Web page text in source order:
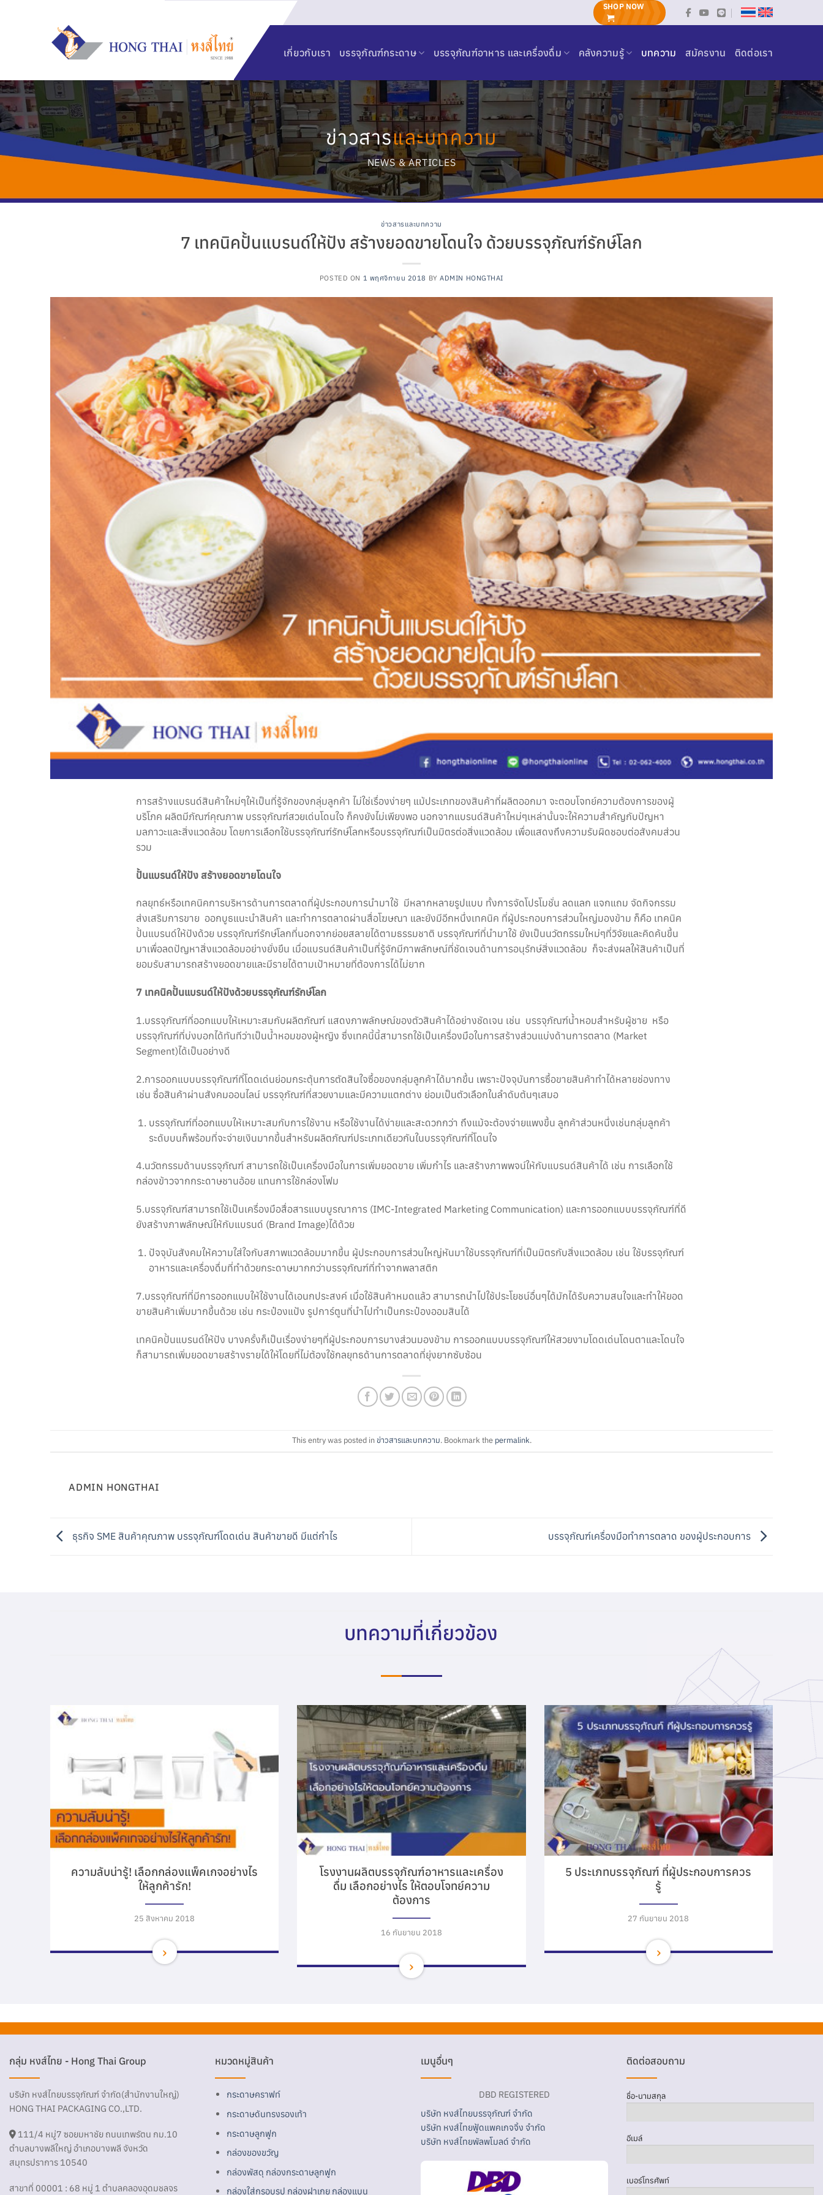
SHOP NOW
เกี่ยวกับเรา บรรจุภัณฑ์กระดาษ บรรจุภัณฑ์อาหาร และเครื่องดื่ม คลังความรู้ บทความ สมัครงาน ติดต่อเรา
ข่าวสารและบทความ
NEWS & ARTICLES
ข่าวสารและบทความ
7 เทคนิคปั้นแบรนด์ให้ปัง สร้างยอดขายโดนใจ ด้วยบรรจุภัณฑ์รักษ์โลก
POSTED ON 1 พฤศจิกายน 2018 BYADMIN HONGTHAI
การสร้างแบรนด์สินค้าใหม่ๆให้เป็นที่รู้จักของกลุ่มลูกค้า ไม่ใช่เรื่องง่ายๆ แม้ประเภทของสินค้าที่ผลิตออกมา จะตอบโจทย์ความต้องการของผู้
บริโภค ผลิตมีภัณฑ์คุณภาพ บรรจุภัณฑ์สวยเด่นโดนใจ ก็คงยังไม่เพียงพอ นอกจากแบรนด์สินค้าใหม่ๆเหล่านั้นจะให้ความสำคัญกับปัญหา
มลภาวะและสิ่งแวดล้อม โดยการเลือกใช้บรรจุภัณฑ์รักษ์โลกหรือบรรจุภัณฑ์เป็นมิตรต่อสิ่งแวดล้อม เพื่อแสดงถึงความรับผิดชอบต่อสังคมส่วน
รวม
ปั้นแบรนด์ให้ปัง สร้างยอดขายโดนใจ
กลยุทธ์หรือเทคนิคการบริหารด้านการตลาดที่ผู้ประกอบการนำมาใช้ มีหลากหลายรูปแบบ ทั้งการจัดโปรโมชั่น ลดแลก แจกแถม จัดกิจกรรม
ส่งเสริมการขาย ออกบูธแนะนำสินค้า และทำการตลาดผ่านสื่อโฆษณา และยังมีอีกหนึ่งเทคนิค ที่ผู้ประกอบการส่วนใหญ่มองข้าม ก็คือ เทคนิค
ปั้นแบรนด์ให้ปังด้วย บรรจุภัณฑ์รักษ์โลกที่นอกจากย่อยสลายได้ตามธรรมชาติ บรรจุภัณฑ์ที่นำมาใช้ ยังเป็นนวัตกรรมใหม่ๆที่วิจัยและคิดค้นขึ้น
มาเพื่อลดปัญหาสิ่งแวดล้อมอย่างยั่งยืน เมื่อแบรนด์สินค้าเป็นที่รู้จักมีภาพลักษณ์ที่ชัดเจนด้านการอนุรักษ์สิ่งแวดล้อม ก็จะส่งผลให้สินค้าเป็นที่
ยอมรับสามารถสร้างยอดขายและมีรายได้ตามเป้าหมายที่ต้องการได้ไม่ยาก
7 เทคนิคปั้นแบรนด์ให้ปังด้วยบรรจุภัณฑ์รักษ์โลก
1.บรรจุภัณฑ์ที่ออกแบบให้เหมาะสมกับผลิตภัณฑ์ แสดงภาพลักษณ์ของตัวสินค้าได้อย่างชัดเจน เช่น บรรจุภัณฑ์น้ำหอมสำหรับผู้ชาย หรือ
บรรจุภัณฑ์ที่บ่งบอกได้ทันทีว่าเป็นน้ำหอมของผู้หญิง ซึ่งเทคนี้นี้สามารถใช้เป็นเครื่องมือในการสร้างส่วนแบ่งด้านการตลาด (Market
Segment)ได้เป็นอย่างดี
2.การออกแบบบรรจุภัณฑ์ที่โดดเด่นย่อมกระตุ้นการตัดสินใจซื้อของกลุ่มลูกค้าได้มากขึ้น เพราะปัจจุบันการซื้อขายสินค้าทำได้หลายช่องทาง
เช่น ซื้อสินค้าผ่านสังคมออนไลน์ บรรจุภัณฑ์ที่สวยงามและมีความแตกต่าง ย่อมเป็นตัวเลือกในลำดับต้นๆเสมอ
บรรจุภัณฑ์ที่ออกแบบให้เหมาะสมกับการใช้งาน หรือใช้งานได้ง่ายและสะดวกกว่า ถึงแม้จะต้องจ่ายแพงขึ้น ลูกค้าส่วนหนึ่งเช่นกลุ่มลูกค้า
ระดับบนก็พร้อมที่จะจ่ายเงินมากขึ้นสำหรับผลิตภัณฑ์ประเภทเดียวกันในบรรจุภัณฑ์ที่โดนใจ
4.นวัตกรรมด้านบรรจุภัณฑ์ สามารถใช้เป็นเครื่องมือในการเพิ่มยอดขาย เพิ่มกำไร และสร้างภาพพจน์ให้กับแบรนด์สินค้าได้ เช่น การเลือกใช้
กล่องข้าวจากกระดาษชานอ้อย แทนการใช้กล่องโฟม
5.บรรจุภัณฑ์สามารถใช้เป็นเครื่องมือสื่อสารแบบบูรณาการ (IMC-Integrated Marketing Communication) และการออกแบบบรรจุภัณฑ์ที่ดี
ยังสร้างภาพลักษณ์ให้กับแบรนด์ (Brand Image)ได้ด้วย
ปัจจุบันสังคมให้ความใส่ใจกับสภาพแวดล้อมมากขึ้น ผู้ประกอบการส่วนใหญ่หันมาใช้บรรจุภัณฑ์ที่เป็นมิตรกับสิ่งแวดล้อม เช่น ใช้บรรจุภัณฑ์
อาหารและเครื่องดื่มที่ทำด้วยกระดาษมากกว่าบรรจุภัณฑ์ที่ทำจากพลาสติก
7.บรรจุภัณฑ์ที่มีการออกแบบให้ใช้งานได้เอนกประสงค์ เมื่อใช้สินค้าหมดแล้ว สามารถนำไปใช้ประโยชน์อื่นๆได้มักได้รับความสนใจและทำให้ยอด
ขายสินค้าเพิ่มมากขึ้นด้วย เช่น กระป๋องแป้ง รูปการ์ตูนที่นำไปทำเป็นกระป๋องออมสินได้
เทคนิคปั้นแบรนด์ให้ปัง บางครั้งก็เป็นเรื่องง่ายๆที่ผู้ประกอบการบางส่วนมองข้าม การออกแบบบรรจุภัณฑ์ให้สวยงามโดดเด่นโดนตาและโดนใจ
ก็สามารถเพิ่มยอดขายสร้างรายได้ให้โดยที่ไม่ต้องใช้กลยุทธด้านการตลาดที่ยุ่งยากซับซ้อน
This entry was posted in ข่าวสารและบทความ. Bookmark the permalink.
ADMIN HONGTHAI
ธุรกิจ SME สินค้าคุณภาพ บรรจุภัณฑ์โดดเด่น สินค้าขายดี มีแต่กำไร บรรจุภัณฑ์เครื่องมือทำการตลาด ของผู้ประกอบการ
บทความที่เกี่ยวข้อง
ความลับน่ารู้! เลือกกล่องแพ็คเกจอย่างไร
ให้ลูกค้ารัก!
25 สิงหาคม 2018
โรงงานผลิตบรรจุภัณฑ์อาหารและเครื่อง
ดื่ม เลือกอย่างไร ให้ตอบโจทย์ความ
ต้องการ
16 กันยายน 2018
5 ประเภทบรรจุภัณฑ์ ที่ผู้ประกอบการควร
รู้
27 กันยายน 2018
กลุ่ม หงส์ไทย - Hong Thai Group
บริษัท หงส์ไทยบรรจุภัณฑ์ จำกัด(สำนักงานใหญ่)
HONG THAI PACKAGING CO.,LTD.
111/4 หมู่7 ซอยมหาชัย ถนนเทพรัตน กม.10
ตำบลบางพลีใหญ่ อำเภอบางพลี จังหวัด
สมุทรปราการ 10540
สาขาที่ 00001 : 68 หมู่ 1 ตำบลคลองอุดมชลจร
หมวดหมู่สินค้า
กระดาษคราฟท์
กระดาษดันทรงรองเท้า
กระดาษลูกฟูก
กล่องของขวัญ
กล่องพัสดุ กล่องกระดาษลูกฟูก
กล่องใส่กรอบรูป กล่องฝาเกย กล่องแบน
เมนูอื่นๆ
DBD REGISTERED
บริษัท หงส์ไทยบรรจุภัณฑ์ จำกัด
บริษัท หงส์ไทยฟู้ดแพคเกจจิ้ง จำกัด
บริษัท หงส์ไทยพัลพโมลด์ จำกัด
ติดต่อสอบถาม
ชื่อ-นามสกุล
อีเมล์
เบอร์โทรศัพท์